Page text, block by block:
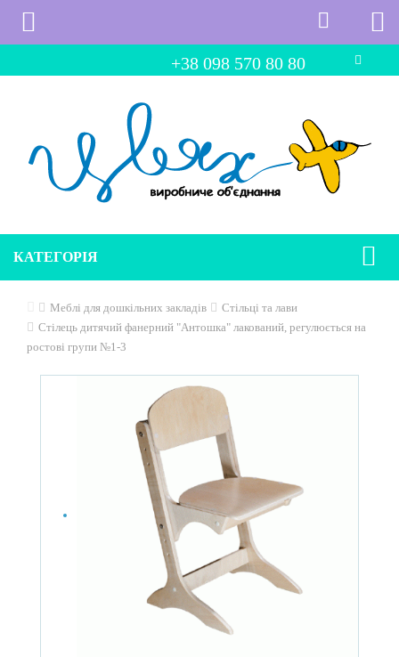
+38 098 570 80 80
КАТЕГОРІЯ
Меблі для дошкільних закладів
Стільці та лави
Стілець дитячий фанерний "Антошка" лакований, регулюється на
ростові групи №1-3